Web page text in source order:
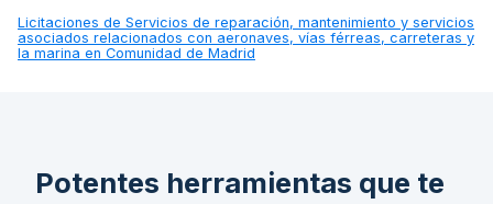
Licitaciones de Servicios de reparación, mantenimiento y servicios
asociados relacionados con aeronaves, vías férreas, carreteras y
la marina en Comunidad de Madrid
Potentes herramientas que te